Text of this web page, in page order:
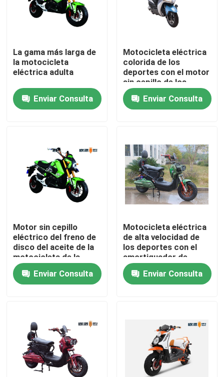
Inicio
Contactos
Productos
Vespa del motor eléctrico
Vespa eléctrica de la movilidad
Vespa eléctrica del pedal
Vespa eléctrica de las señoras
La gama más larga de
la motocicleta
eléctrica adulta
Enviar Consulta
Motocicleta eléctrica
colorida de los
deportes con el motor
sin cepillo de los
pedales 800W DC
Enviar Consulta
Motor sin cepillo
eléctrico del freno de
disco del aceite de la
motocicleta de la
suciedad del EEC
2000W DCEnviar Consulta
Motocicleta eléctrica
de alta velocidad de
los deportes con el
amortiguador de
choque grueso del
saco hinchable
posterior
Enviar Consulta